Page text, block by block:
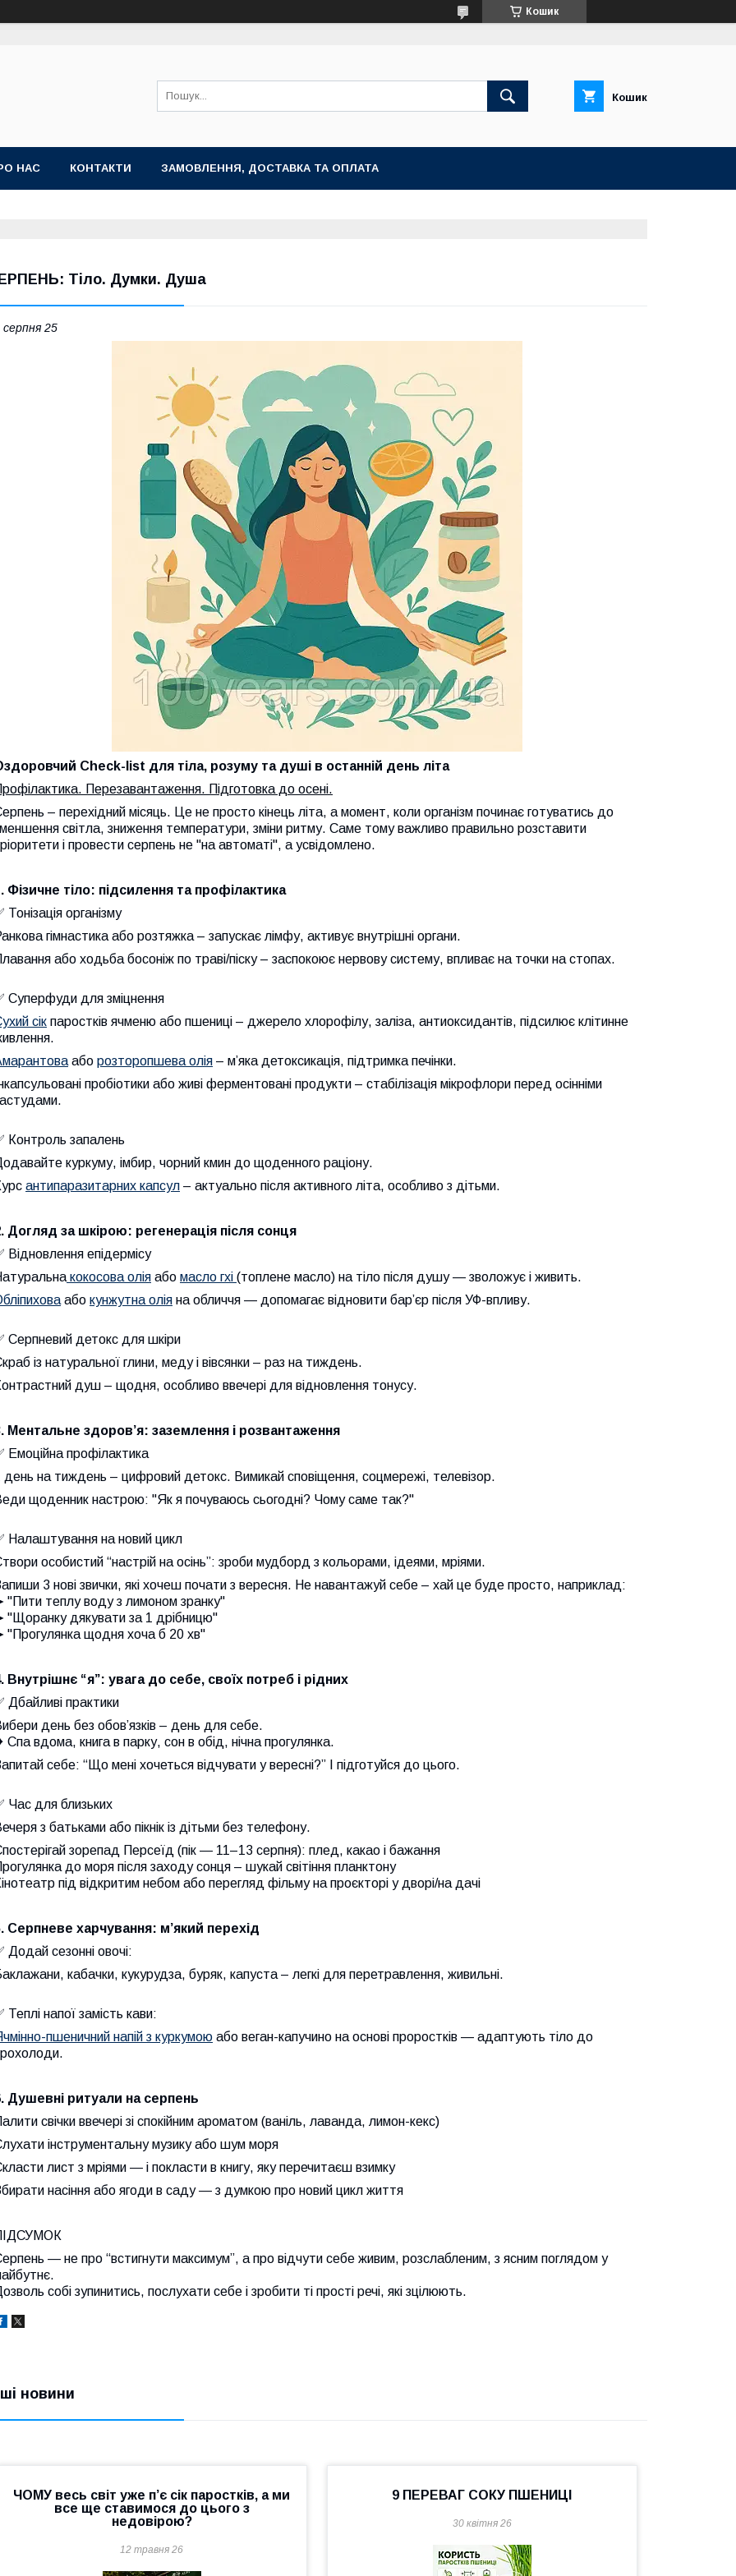
Кошик
Кошик
НАС КОНТАКТИ ЗАМОВЛЕННЯ, ДОСТАВКА ТА ОПЛАТА
Тіло. Думки. Душа
серпня 25
Check-list для тіла, розуму та душі в останній день літа
Перезавантаження. Підготовка до осені.
– перехідний місяць. Це не просто кінець літа, а момент, коли організм починає готуватись до
світла, зниження температури, зміни ритму. Саме тому важливо правильно розставити
і провести серпень не "на автоматі", а усвідомлено.
Фізичне тіло: підсилення та профілактика
Тонізація організму
гімнастика або розтяжка – запускає лімфу, активує внутрішні органи.
або ходьба босоніж по траві/піску – заспокоює нервову систему, впливає на точки на стопах.
Суперфуди для зміцнення
сік паростків ячменю або пшениці – джерело хлорофілу, заліза, антиоксидантів, підсилює клітинне
або розторопшева олія – м’яка детоксикація, підтримка печінки.
пробіотики або живі ферментовані продукти – стабілізація мікрофлори перед осінніми
Контроль запалень
куркуму, імбир, чорний кмин до щоденного раціону.
антипаразитарних капсул – актуально після активного літа, особливо з дітьми.
Догляд за шкірою: регенерація після сонця
Відновлення епідермісу
кокосова олія або масло гхі (топлене масло) на тіло після душу — зволожує і живить.
або кунжутна олія на обличчя — допомагає відновити бар’єр після УФ-впливу.
Серпневий детокс для шкіри
із натуральної глини, меду і вівсянки – раз на тиждень.
душ – щодня, особливо ввечері для відновлення тонусу.
Ментальне здоров’я: заземлення і розвантаження
Емоційна профілактика
день на тиждень – цифровий детокс. Вимикай сповіщення, соцмережі, телевізор.
щоденник настрою: "Як я почуваюсь сьогодні? Чому саме так?"
Налаштування на новий цикл
особистий “настрій на осінь”: зроби мудборд з кольорами, ідеями, мріями.
3 нові звички, які хочеш почати з вересня. Не навантажуй себе – хай це буде просто, наприклад:
"Пити теплу воду з лимоном зранку"
"Щоранку дякувати за 1 дрібницю"
"Прогулянка щодня хоча б 20 хв"
Внутрішнє “я”: увага до себе, своїх потреб і рідних
Дбайливі практики
день без обов’язків – день для себе.
Спа вдома, книга в парку, сон в обід, нічна прогулянка.
себе: “Що мені хочеться відчувати у вересні?” І підготуйся до цього.
Час для близьких
з батьками або пікнік із дітьми без телефону.
зорепад Персеїд (пік — 11–13 серпня): плед, какао і бажання
до моря після заходу сонця – шукай світіння планктону
під відкритим небом або перегляд фільму на проєкторі у дворі/на дачі
Серпневе харчування: м’який перехід
Додай сезонні овочі:
кабачки, кукурудза, буряк, капуста – легкі для перетравлення, живильні.
Теплі напої замість кави:
пшеничний напій з куркумою або веган-капучино на основі проростків — адаптують тіло до
Душевні ритуали на серпень
свічки ввечері зі спокійним ароматом (ваніль, лаванда, лимон-кекс)
інструментальну музику або шум моря
лист з мріями — і покласти в книгу, яку перечитаєш взимку
насіння або ягоди в саду — з думкою про новий цикл життя
— не про “встигнути максимум”, а про відчути себе живим, розслабленим, з ясним поглядом у
собі зупинитись, послухати себе і зробити ті прості речі, які зцілюють.
новини
ЧОМУ весь світ уже п’є сік паростків, а ми
все ще ставимося до цього з
недовірою?
12 травня 26
9 ПЕРЕВАГ СОКУ ПШЕНИЦІ
30 квітня 26